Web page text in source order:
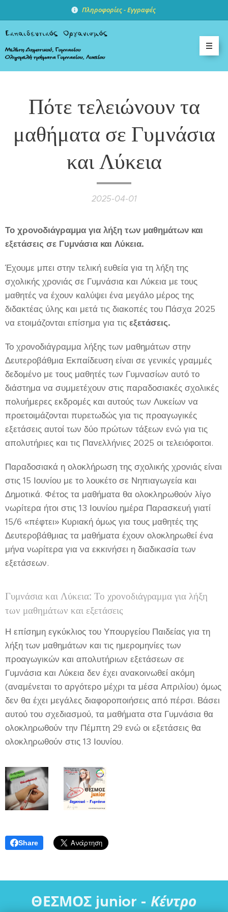
Πληροφορίες -Εγγραφές
Πότε τελειώνουν τα
μαθήματα σε Γυμνάσια
και Λύκεια
2025-04-01
Το χρονοδιάγραμμα για λήξη των μαθημάτων και
εξετάσεις σε Γυμνάσια και Λύκεια.
Έχουμε μπει στην τελική ευθεία για τη λήξη της
σχολικής χρονιάς σε Γυμνάσια και Λύκεια με τους
μαθητές να έχουν καλύψει ένα μεγάλο μέρος της
διδακτέας ύλης και μετά τις διακοπές του Πάσχα 2025
να ετοιμάζονται επίσημα για τις εξετάσεις.
Το χρονοδιάγραμμα λήξης των μαθημάτων στην
Δευτεροβάθμια Εκπαίδευση είναι σε γενικές γραμμές
δεδομένο με τους μαθητές των Γυμνασίων αυτό το
διάστημα να συμμετέχουν στις παραδοσιακές σχολικές
πολυήμερες εκδρομές και αυτούς των Λυκείων να
προετοιμάζονται πυρετωδώς για τις προαγωγικές
εξετάσεις αυτοί των δύο πρώτων τάξεων ενώ για τις
απολυτήριες και τις Πανελλήνιες 2025 οι τελειόφοιτοι.
Παραδοσιακά η ολοκλήρωση της σχολικής χρονιάς είναι
στις 15 Ιουνίου με το λουκέτο σε Νηπιαγωγεία και
Δημοτικά. Φέτος τα μαθήματα θα ολοκληρωθούν λίγο
νωρίτερα ήτοι στις 13 Ιουνίου ημέρα Παρασκευή γιατί
15/6 «πέφτει» Κυριακή όμως για τους μαθητές της
Δευτεροβάθμιας τα μαθήματα έχουν ολοκληρωθεί ένα
μήνα νωρίτερα για να εκκινήσει η διαδικασία των
εξετάσεων.
Γυμνάσια και Λύκεια: Το χρονοδιάγραμμα για λήξη
των μαθημάτων και εξετάσεις
Η επίσημη εγκύκλιος του Υπουργείου Παιδείας για τη
λήξη των μαθημάτων και τις ημερομηνίες των
προαγωγικών και απολυτήριων εξετάσεων σε
Γυμνάσια και Λύκεια δεν έχει ανακοινωθεί ακόμη
(αναμένεται το αργότερο μέχρι τα μέσα Απριλίου) όμως
δεν θα έχει μεγάλες διαφοροποιήσεις από πέρσι. Βάσει
αυτού του σχεδιασμού, τα μαθήματα στα Γυμνάσια θα
ολοκληρωθούν την Πέμπτη 29 ενώ οι εξετάσεις θα
ολοκληρωθούν στις 13 Ιουνίου.
Share
ΘΕΣΜΟΣ junior - Κέντρο